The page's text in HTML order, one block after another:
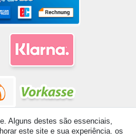
Alguns destes são essenciais,
este site e sua experiência. os